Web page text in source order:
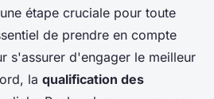
étape cruciale pour toute
de prendre en compte
s'assurer d'engager le meilleur
la qualification des